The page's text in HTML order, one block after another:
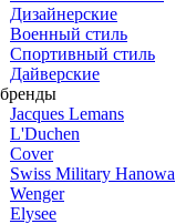
Дизайнерские
Военный стиль
Спортивный стиль
Дайверские
Jacques Lemans
L'Duchen
Cover
Swiss Military Hanowa
Wenger
Elysee